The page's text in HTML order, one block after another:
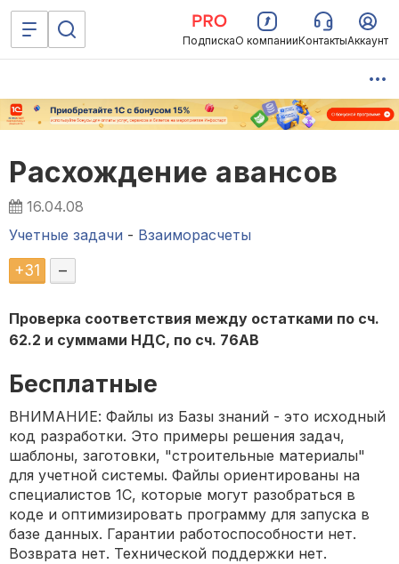
ПодпискаО компанииКонтактыАккаунт
Расхождение авансов
16.04.08
Учетные задачи - Взаиморасчеты
+31 –
Проверка соответствия между остатками по сч.
62.2 и суммами НДС, по сч. 76АВ
Бесплатные
ВНИМАНИЕ: Файлы из Базы знаний - это исходный
код разработки. Это примеры решения задач,
шаблоны, заготовки, "строительные материалы"
для учетной системы. Файлы ориентированы на
специалистов 1С, которые могут разобраться в
коде и оптимизировать программу для запуска в
базе данных. Гарантии работоспособности нет.
Возврата нет. Технической поддержки нет.